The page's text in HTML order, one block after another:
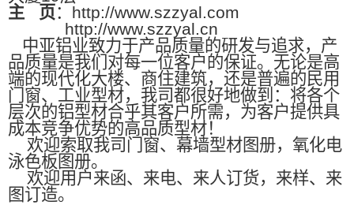
主
页：http://www.szzyal.com
http://www.szzyal.cn
中亚铝业致力于产品质量的研发与追求，产
品质量是我们对每一位客户的保证。无论是高
端的现代化大楼、商住建筑，还是普遍的民用
门窗、工业型材，我司都很好地做到：将各个
层次的铝型材合乎其客户所需，为客户提供具
成本竞争优势的高品质型材！
欢迎索取我司门窗、幕墙型材图册，氧化电
泳色板图册。
欢迎用户来函、来电、来人订货，来样、来
图订造。